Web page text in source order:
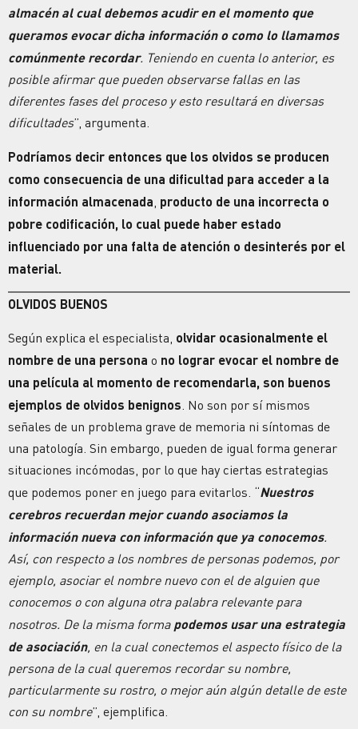
almacén al cual debemos acudir en el momento que
queramos evocar dicha información o como lo llamamos
comúnmente recordar. Teniendo en cuenta lo anterior, es
posible afirmar que pueden observarse fallas en las
diferentes fases del proceso y esto resultará en diversas
dificultades”, argumenta.
Podríamos decir entonces que los olvidos se producen
como consecuencia de una dificultad para acceder a la
información almacenada producto de una incorrecta o
pobre codificación, lo cual puede haber estado
influenciado por una falta de atención o desinterés por el
material.
OLVIDOS BUENOS
Según explica el especialista, olvidar ocasionalmente el
nombre de una persona o no lograr evocar el nombre de
una película al momento de recomendarla, son buenos
ejemplos de olvidos benignos. No son por sí mismos
señales de un problema grave de memoria ni síntomas de
una patología. Sin embargo, pueden de igual forma generar
situaciones incómodas, por lo que hay ciertas estrategias
que podemos poner en juego para evitarlos. “Nuestros
cerebros recuerdan mejor cuando asociamos la
información nueva con información que ya conocemos.
Así, con respecto a los nombres de personas podemos, por
ejemplo, asociar el nombre nuevo con el de alguien que
conocemos o con alguna otra palabra relevante para
nosotros. De la misma forma podemos usar una estrategia
de asociación, en la cual conectemos el aspecto físico de la
persona de la cual queremos recordar su nombre,
particularmente su rostro, o mejor aún algún detalle de este
con su nombre”, ejemplifica.